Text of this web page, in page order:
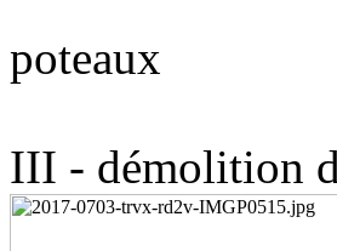
III - démolition